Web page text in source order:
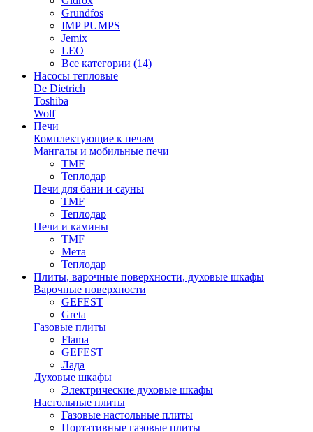
Grundfos
IMP PUMPS
Jemix
LEO
Все категории (14)
Насосы тепловые
De Dietrich
Toshiba
Wolf
Печи
Комплектующие к печам
Мангалы и мобильные печи
TMF
Теплодар
Печи для бани и сауны
TMF
Теплодар
Печи и камины
TMF
Мета
Теплодар
Плиты, варочные поверхности, духовые шкафы
Варочные поверхности
GEFEST
Greta
Газовые плиты
Flama
GEFEST
Лада
Духовые шкафы
Электрические духовые шкафы
Настольные плиты
Газовые настольные плиты
Портативные газовые плиты